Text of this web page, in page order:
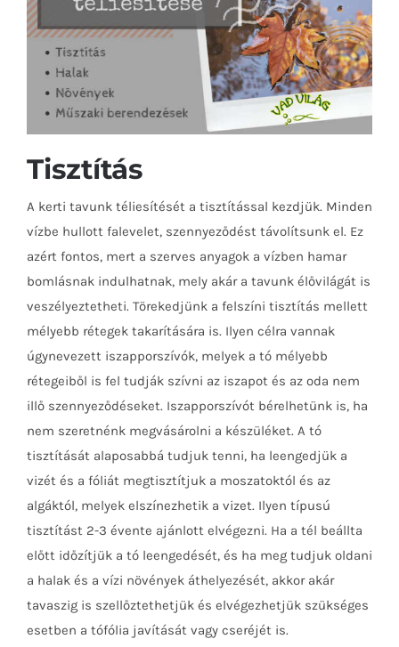
Tisztítás
A kerti tavunk téliesítését a tisztítással kezdjük. Minden
vízbe hullott falevelet, szennyeződést távolítsunk el. Ez
azért fontos, mert a szerves anyagok a vízben hamar
bomlásnak indulhatnak, mely akár a tavunk élővilágát is
veszélyeztetheti. Törekedjünk a felszíni tisztítás mellett
mélyebb rétegek takarítására is. Ilyen célra vannak
úgynevezett iszapporszívók, melyek a tó mélyebb
rétegeiből is fel tudják szívni az iszapot és az oda nem
illő szennyeződéseket. Iszapporszívót bérelhetünk is, ha
nem szeretnénk megvásárolni a készüléket. A tó
tisztítását alaposabbá tudjuk tenni, ha leengedjük a
vizét és a fóliát megtisztítjuk a moszatoktól és az
algáktól, melyek elszínezhetik a vizet. Ilyen típusú
tisztítást 2-3 évente ajánlott elvégezni. Ha a tél beállta
előtt időzítjük a tó leengedését, és ha meg tudjuk oldani
a halak és a vízi növények áthelyezését, akkor akár
tavaszig is szellőztethetjük és elvégezhetjük szükséges
esetben a tófólia javítását vagy cseréjét is.